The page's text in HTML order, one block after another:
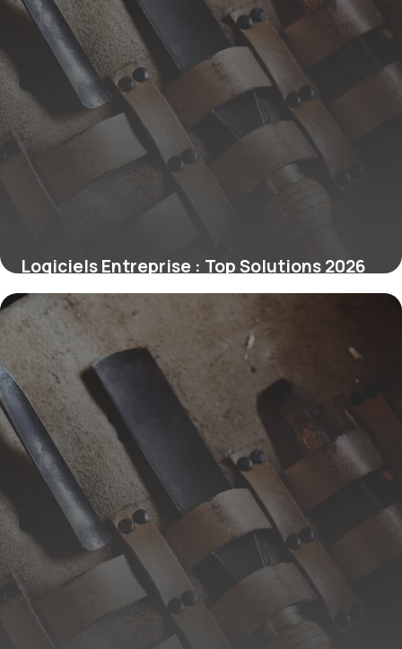
Logiciels Entreprise : Top Solutions 2026
12 juin 2026